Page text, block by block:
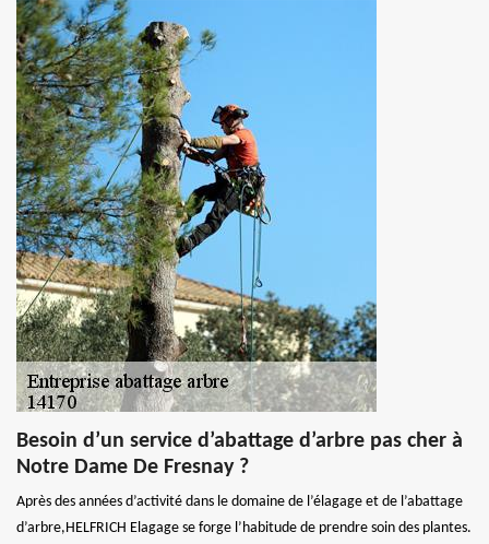
Besoin d’un service d’abattage d’arbre pas cher à
Notre Dame De Fresnay ?
Après des années d’activité dans le domaine de l’élagage et de l’abattage
d’arbre,HELFRICH Elagage se forge l’habitude de prendre soin des plantes.